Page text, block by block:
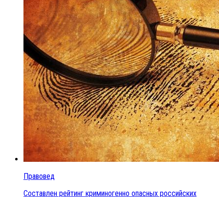
Правовед
Составлен рейтинг криминогенно опасных российских